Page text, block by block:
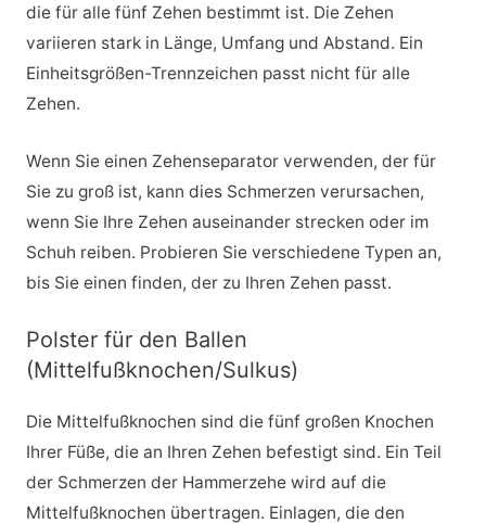
die für alle fünf Zehen bestimmt ist. Die Zehen
variieren stark in Länge, Umfang und Abstand. Ein
Einheitsgrößen-Trennzeichen passt nicht für alle
Zehen.
Wenn Sie einen Zehenseparator verwenden, der für
Sie zu groß ist, kann dies Schmerzen verursachen,
wenn Sie Ihre Zehen auseinander strecken oder im
Schuh reiben. Probieren Sie verschiedene Typen an,
bis Sie einen finden, der zu Ihren Zehen passt.
Polster für den Ballen
(Mittelfußknochen/Sulkus)
Die Mittelfußknochen sind die fünf großen Knochen
Ihrer Füße, die an Ihren Zehen befestigt sind. Ein Teil
der Schmerzen der Hammerzehe wird auf die
Mittelfußknochen übertragen. Einlagen, die den